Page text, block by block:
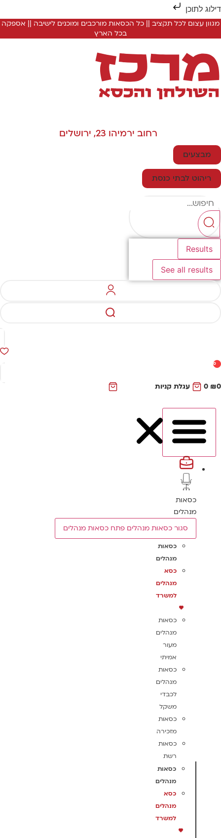
לתוכן
מגוון עצום לכל תקציב || כל הכסאות מורכבים ומוכנים לישיבה || אספקה
בכל הארץ
רחוב ירמיהו 23, ירושלים
מבצעים
ריהוט לבתי כנסת
Results
See all results
0
₪
0 עגלת קניות
כסאות
מנהלים
סגור כסאות מנהלים פתח כסאות מנהלים
כסאות
מנהלים
כסא
מנהלים
למשרד
כסאות
מנהלים
מעור
אמיתי
כסאות
מנהלים
לכבדי
משקל
כסאות
מזכירה
כסאות
רשת
כסאות
מנהלים
כסא
מנהלים
למשרד